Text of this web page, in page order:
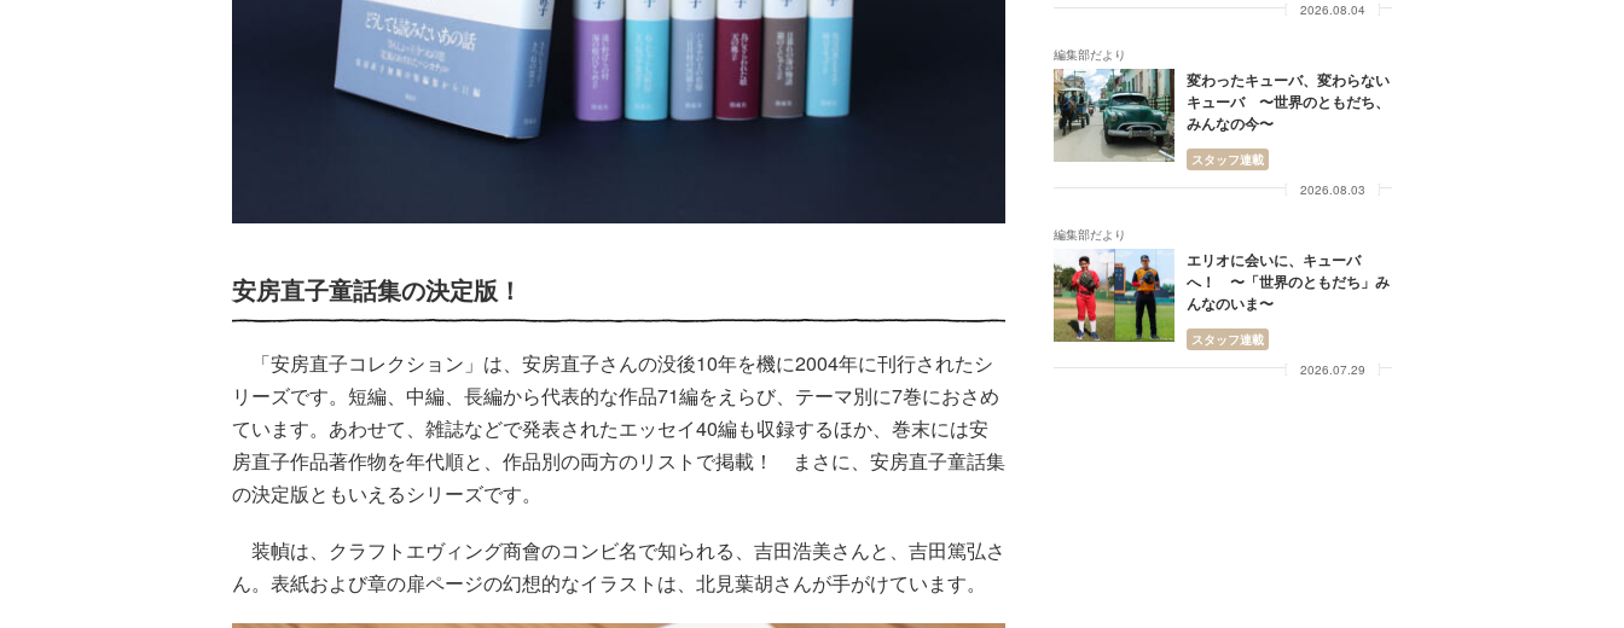
安房直子童話集の決定版！
「安房直子コレクション」は、安房直子さんの没後10年を機に2004年に刊行されたシ
リーズです。短編、中編、長編から代表的な作品71編をえらび、テーマ別に7巻におさめ
ています。あわせて、雑誌などで発表されたエッセイ40編も収録するほか、巻末には安
房直子作品著作物を年代順と、作品別の両方のリストで掲載！ まさに、安房直子童話集
の決定版ともいえるシリーズです。
装幀は、クラフトエヴィング商會のコンビ名で知られる、吉田浩美さんと、吉田篤弘さ
ん。表紙および章の扉ページの幻想的なイラストは、北見葉胡さんが手がけています。
2026.08.04
編集部だより
変わったキューバ、変わらない
キューバ 〜世界のともだち、
みんなの今〜
スタッフ連載
2026.08.03
編集部だより
エリオに会いに、キューバ
へ！ 〜「世界のともだち」み
んなのいま〜
スタッフ連載
2026.07.29